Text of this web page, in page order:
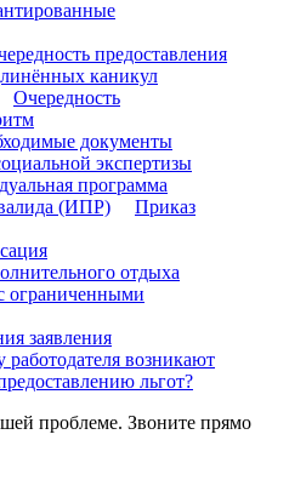
предоставления
каникул
Очередность
документы
экспертизы
программа
(ИПР)
Приказ
отдыха
ограниченными
заявления
возникают
льгот?
проблеме. Звоните прямо